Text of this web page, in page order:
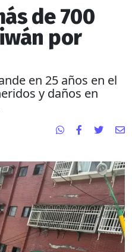
de 700
por
en 25 años en el
y daños en